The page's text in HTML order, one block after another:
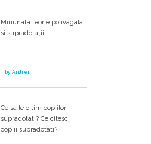
Minunata teorie polivagala
si supradotații
byAndrei
Ce sa le citim copiilor
supradotati? Ce citesc
copiii supradotati?